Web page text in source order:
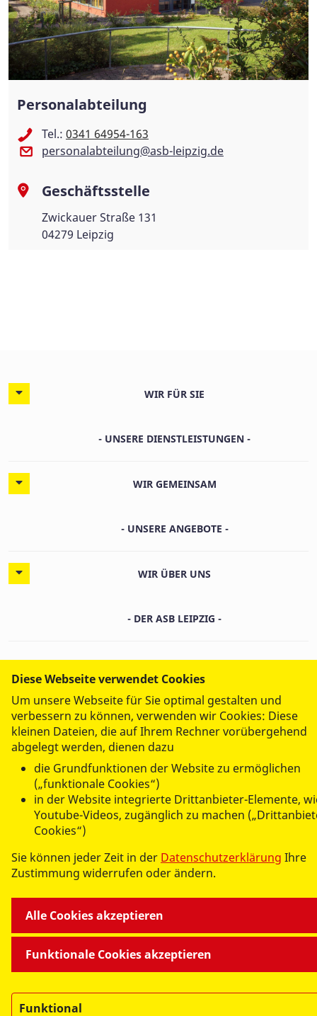
Personalabteilung
Tel.: 0341 64954-163
personalabteilung@asb-leipzig.de
Geschäftsstelle
Zwickauer Straße 131
04279 Leipzig
WIR FÜR SIE
- UNSERE DIENSTLEISTUNGEN -
WIR GEMEINSAM
- UNSERE ANGEBOTE -
WIR ÜBER UNS
- DER ASB LEIPZIG -
© 2026 ASB-Regionalverband Leipzig e.V.
Impressum
Datenschutz
Medizinproduktesicherheit
Diese Webseite verwendet Cookies
Um unsere Webseite für Sie optimal gestalten und
verbessern zu können, verwenden wir Cookies: Diese
kleinen Dateien, die auf Ihrem Rechner vorübergehend
abgelegt werden, dienen dazu
die Grundfunktionen der Website zu ermöglichen
(„funktionale Cookies“)
in der Website integrierte Drittanbieter-Elemente,
Youtube-Videos, zugänglich zu machen
Cookies“)
Sie können jeder Zeit in der Datenschutzerklärung Ihre
Zustimmung widerrufen oder ändern.
Funktionale Cookies akzeptieren
Alle Cookies akzeptieren
Funktional